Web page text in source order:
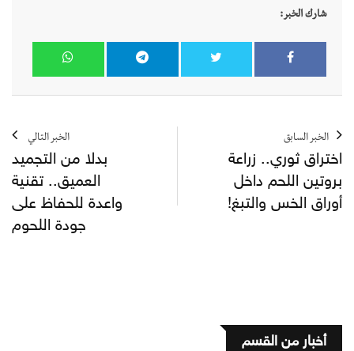
شارك الخبر:
الخبر السابق
اختراق ثوري.. زراعة
بروتين اللحم داخل
أوراق الخس والتبغ!
الخبر التالي
بدلا من التجميد
العميق.. تقنية
واعدة للحفاظ على
جودة اللحوم
أخبار من القسم